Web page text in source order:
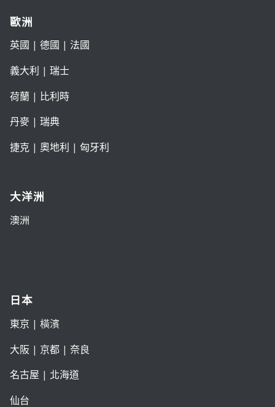
歐洲
英國 | 德國 | 法國
義大利 | 瑞士
荷蘭| 比利時
丹麥| 瑞典
捷克| 奧地利 | 匈牙利
大洋洲
澳洲
日本
東京 | 橫濱
大阪 | 京都| 奈良
名古屋 | 北海道
仙台